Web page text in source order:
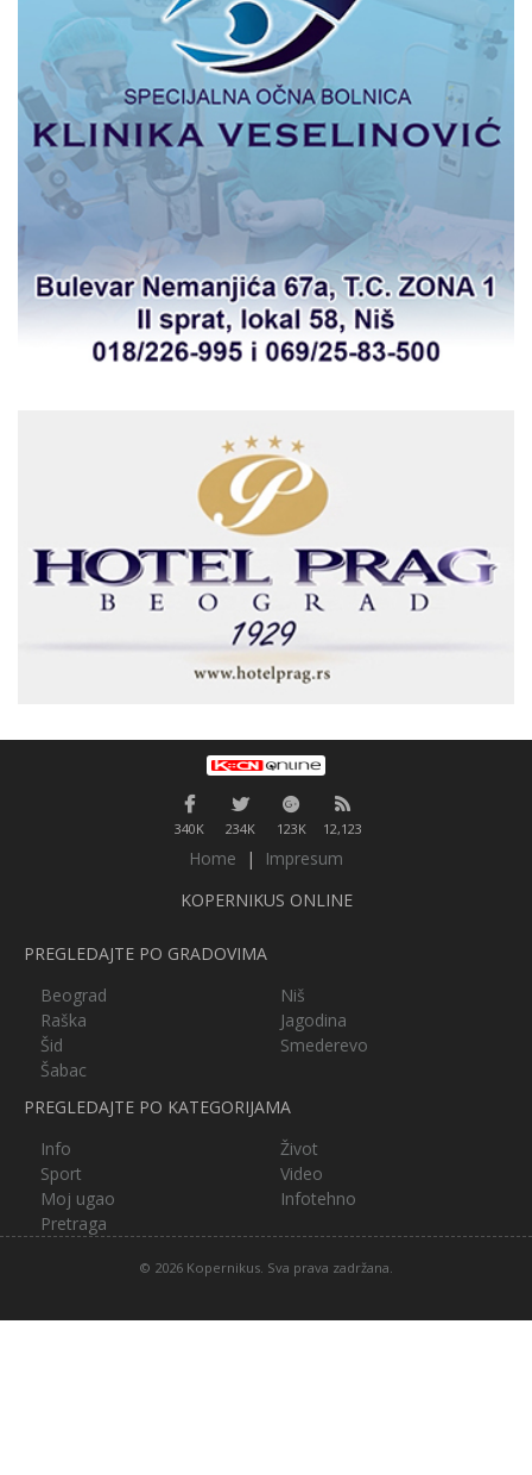
340K 234K 123K 12,123
Home |
Impresum
KOPERNIKUS ONLINE
PREGLEDAJTE PO GRADOVIMA
Beograd
Niš
Raška
Jagodina
Šid
Smederevo
Šabac
PREGLEDAJTE PO KATEGORIJAMA
Info
Život
Sport
Video
Moj ugao
Infotehno
Pretraga
© 2026 Kopernikus. Sva prava zadržana.